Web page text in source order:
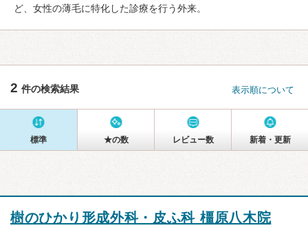
ど、女性の薄毛に特化した診療を行う外来。
2 件の検索結果 表示順について
標準 ★の数 レビュー数 新着・更新
樹のひかり形成外科・皮ふ科 橿原八木院